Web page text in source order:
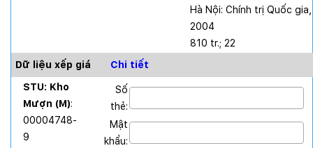
Hà Nội: Chính trị Quốc gia,
2004
810 tr.; 22
Dữ liệu xếp giá
Chi tiết
STU: Kho
Mượn (M):
00004748-
9
Số
thẻ:
Mật
khẩu: